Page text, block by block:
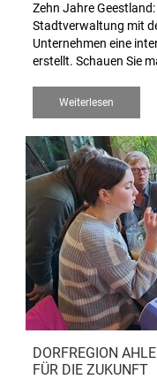
Zehn Jahre
Stadtverwaltung mit
Unternehmen eine
erstellt. Schauen Sie
Weiterlesen
DORFREGION
FÜR DIE ZUKUNFT